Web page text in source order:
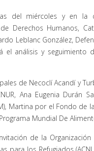
del miércoles y en la
Derechos Humanos,
Leblanc González,
el análisis y
de Necoclí Acandí y
Ana Eugenia Durán
Martina por el Fondo de
Mundial De
de la Organización